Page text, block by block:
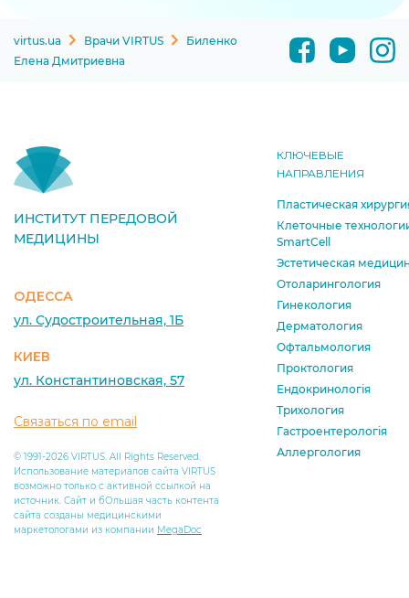
virtus.ua Врачи VIRTUS
Биленко
Елена Дмитриевна
ИНСТИТУТ ПЕРЕДОВОЙ
МЕДИЦИНЫ
ОДЕССА
ул. Судостроительная, 1Б
КИЕВ
ул. Константиновская, 57
Связаться по email
© 1991-2026 VIRTUS. All Rights Reserved.
Использование материалов сайта VIRTUS
возможно только с активной ссылкой на
источник. Сайт и бОльшая часть контента
сайта созданы медицинскими
маркетологами из компании MegaDoc
КЛЮЧЕВЫЕ
НАПРАВЛЕНИЯ
Пластическая
Клеточные
SmartCell
Эстетическая
Отоларингология
Гинекология
Дерматология
Офтальмология
Проктология
Ендокринологія
Трихология
Гастроентерологія
Аллергология